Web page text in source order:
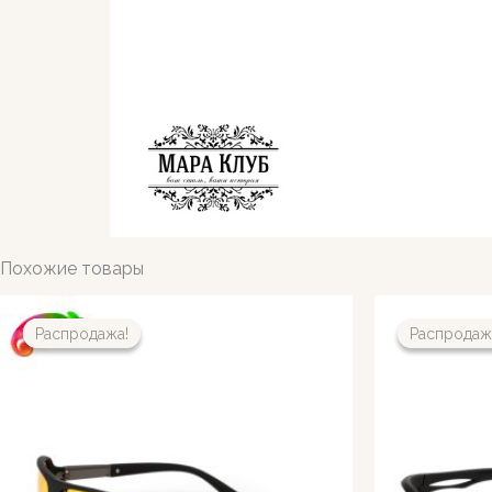
Похожие товары
Распродажа!
Распродажа!